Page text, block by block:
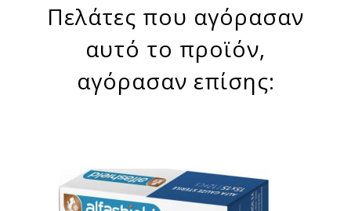
Πελάτες που αγόρασαν
αυτό το προϊόν,
αγόρασαν επίσης: